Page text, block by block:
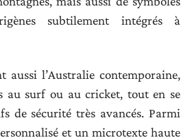
subtilement intégrés à
aussi l’Australie contemporaine,
au surf ou au cricket, tout en se
de sécurité très avancés. Parmi
et un microtexte haute